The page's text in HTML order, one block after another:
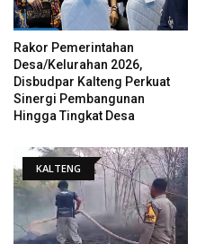
Rakor Pemerintahan
Desa/Kelurahan 2026,
Disbudpar Kalteng Perkuat
Sinergi Pembangunan
Hingga Tingkat Desa
KALTENG